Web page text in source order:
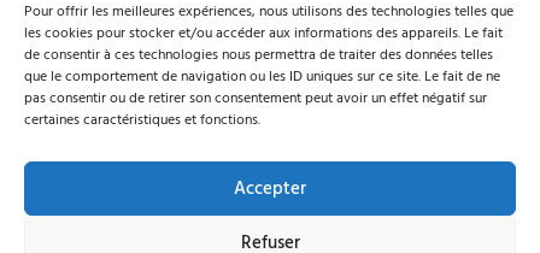
Pour offrir les meilleures expériences, nous utilisons des technologies telles que
les cookies pour stocker et/ou accéder aux informations des appareils. Le fait
de consentir à ces technologies nous permettra de traiter des données telles
que le comportement de navigation ou les ID uniques sur ce site. Le fait de ne
pas consentir ou de retirer son consentement peut avoir un effet négatif sur
certaines caractéristiques et fonctions.
Accepter
Refuser
Meubles côté JOUR
Partenaires
FacebookInstagram
Nous contacter